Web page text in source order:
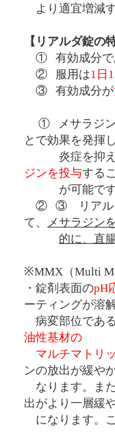
より適宜増減
【リアルダ錠の
①
有効成分
②
服用は1 日 1
③
有効成分が
①
メサラジ
とで効果を発揮
炎症を抑えま
ジンを投与する
が可能です
②
③ リアル
て、
メサラジン
的に、直
※MMX （Multi
・錠剤表面のpH
ーティングが溶
病変部位であ
油性基材の
マルチマトリ
ンの放出が緩や
なります。ま
出がより一層緩
になります。